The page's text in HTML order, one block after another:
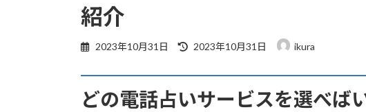
紹介
2023年10月31日
最
日
2023年10月31日 ikura
どの電話占いサービスを選べば